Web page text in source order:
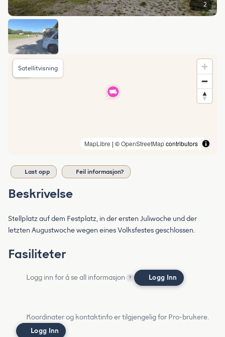
2
MapLibre | ©OpenStreetMapcontributors
Satellitvisning
Last opp Feil informasjon?
Beskrivelse
Stellplatz auf dem Festplatz, in der ersten Juliwoche und der
letzten Augustwoche wegen eines Volksfestes geschlossen.
Fasiliteter
Logg inn for å se all informasjon ? Logg Inn
Koordinater og kontaktinfo er tilgjengelig for Pro-brukere.
Logg Inn